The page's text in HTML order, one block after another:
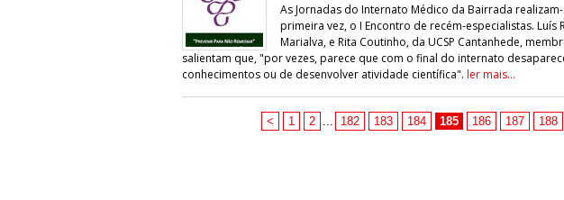
As Jornadas do Internato Médico da Bairrada
primeira vez, o I Encontro de recém-especialistas. Luís
Marialva, e Rita Coutinho, da UCSP Cantanhede,
salientam que, "por vezes, parece que com o final do internato
conhecimentos ou de desenvolver atividade científica". ler mais...
< 1 2 182 183 184 185 186 187 188